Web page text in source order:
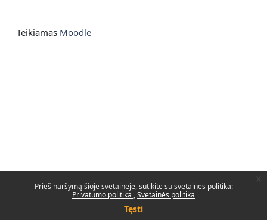
Prieš naršymą šioje svetainėje, sutikite su svetainės politika:
Privatumo politika Svetainės politika
Tęsti
Teikiamas Moodle